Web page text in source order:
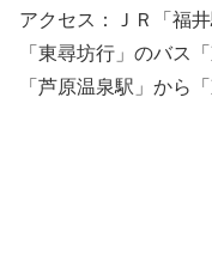
アクセス：ＪＲ「福
「東尋坊行」のバス
「芦原温泉駅」から